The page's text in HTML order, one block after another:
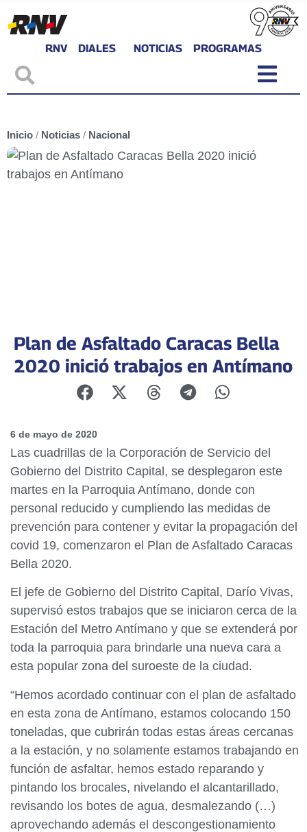
RNV DIALES NOTICIAS PROGRAMAS
Inicio / Noticias / Nacional
Plan de Asfaltado Caracas Bella
2020 inició trabajos en Antímano
6 de mayo de 2020
Las cuadrillas de la Corporación de Servicio del
Gobierno del Distrito Capital, se desplegaron este
martes en la Parroquia Antímano, donde con
personal reducido y cumpliendo las medidas de
prevención para contener y evitar la propagación del
covid 19, comenzaron el Plan de Asfaltado Caracas
Bella 2020.
El jefe de Gobierno del Distrito Capital, Darío Vivas,
supervisó estos trabajos que se iniciaron cerca de la
Estación del Metro Antímano y que se extenderá por
toda la parroquia para brindarle una nueva cara a
esta popular zona del suroeste de la ciudad.
“Hemos acordado continuar con el plan de asfaltado
en esta zona de Antímano, estamos colocando 150
toneladas, que cubrirán todas estas áreas cercanas
a la estación, y no solamente estamos trabajando en
función de asfaltar, hemos estado reparando y
pintando los brocales, nivelando el alcantarillado,
revisando los botes de agua, desmalezando (…)
aprovechando además el descongestionamiento